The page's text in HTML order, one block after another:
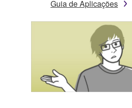
Guia de Aplicações